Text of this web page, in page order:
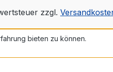
zzgl.
bieten zu können.